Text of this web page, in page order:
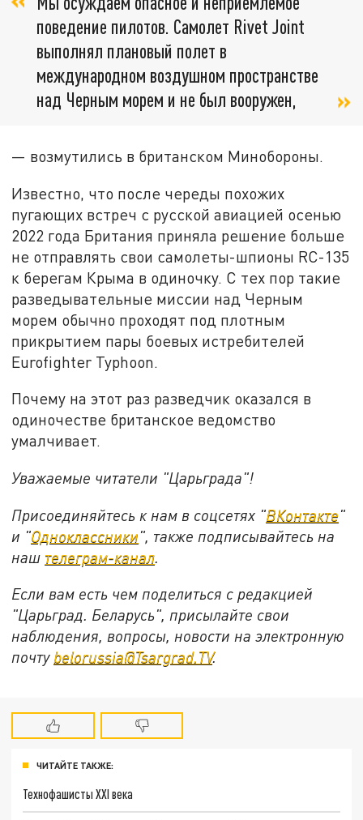
поведение пилотов. Самолет Rivet Joint
выполнял плановый полет в
международном воздушном пространстве
над Черным морем и не был вооружен,
— возмутились в британском Минобороны.
Известно, что после череды похожих
пугающих встреч с русской авиацией осенью
2022 года Британия приняла решение больше
не отправлять свои самолеты-шпионы RC-135
к берегам Крыма в одиночку. С тех пор такие
разведывательные миссии над Черным
морем обычно проходят под плотным
прикрытием пары боевых истребителей
Eurofighter Typhoon.
Почему на этот раз разведчик оказался в
одиночестве британское ведомство
умалчивает.
Уважаемые читатели "Царьграда"!
Присоединяйтесь к нам в соцсетях "ВКонтакте"
и "Одноклассники", также подписывайтесь на
наш телеграм-канал
Если вам есть чем поделиться с редакцией
"Царьград. Беларусь", присылайте свои
наблюдения, вопросы, новости на электронную
почту belorussia@Tsargrad.TV.
ЧИТАЙТЕ ТАКЖЕ:
Технофашисты XXI века